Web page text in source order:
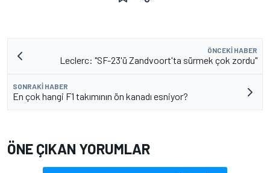
ÖNCEKI HABER
Leclerc: "SF-23'ü Zandvoort'ta sürmek çok zordu"
SONRAKI HABER
En çok hangi F1 takımının ön kanadı esniyor?
ÖNE ÇIKAN YORUMLAR